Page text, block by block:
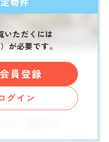
いただくには
が必要です。
員登録
グイン